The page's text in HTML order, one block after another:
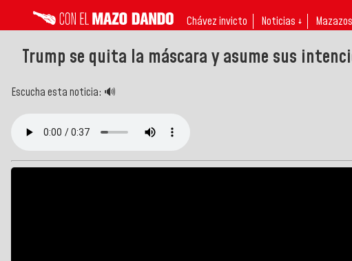
Chávez invicto Noticias ↓
Trump se quita la máscara y asume sus
Escucha esta noticia: 🔊